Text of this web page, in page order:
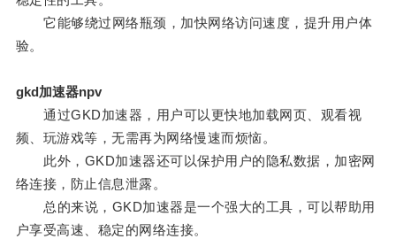
它能够绕过网络瓶颈，加快网络访问速度，提升用户体
验。
gkd加速器npv
通过GKD加速器，用户可以更快地加载网页、观看视
频、玩游戏等，无需再为网络慢速而烦恼。
此外，GKD加速器还可以保护用户的隐私数据，加密网
络连接，防止信息泄露。
总的来说，GKD加速器是一个强大的工具，可以帮助用
户享受高速、稳定的网络连接。